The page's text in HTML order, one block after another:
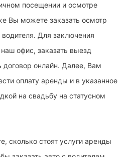
посещении и осмотре
Вы можете заказать осмотр
Для заключения
офис, заказать выезд
онлайн. Далее, Вам
оплату аренды и в указанное
на свадьбу на статусном
сколько стоят услуги аренды